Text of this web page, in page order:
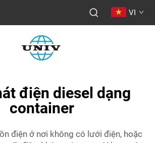
VI
điện diesel dạng
container
điện ở nơi không có lưới điện, hoặc